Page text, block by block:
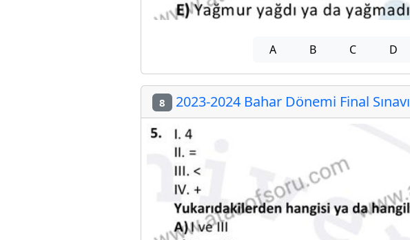
A B C D
8 2023-2024 Bahar Dönemi Final Sınavı